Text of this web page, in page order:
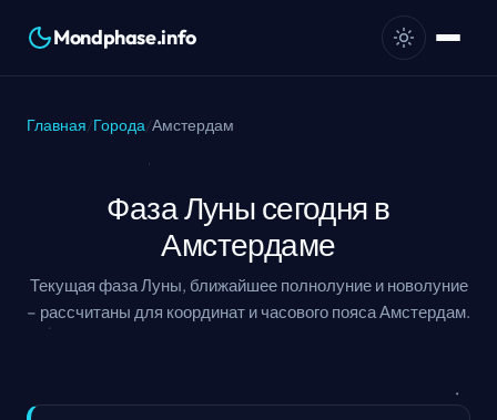
Mondphase.info
Главная Города Амстердам
Фаза Луны сегодня в
Амстердаме
Текущая фаза Луны, ближайшее полнолуние и новолуние
– рассчитаны для координат и часового пояса Амстердам.